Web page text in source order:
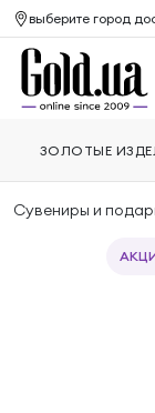
Сувениры и
выберите город
ЗОЛОТЫЕ